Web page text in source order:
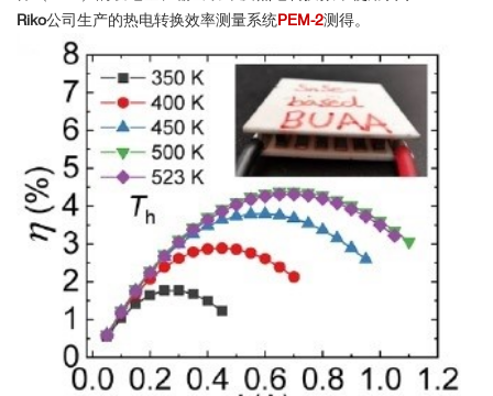
Riko公司生产的热电转换效率测量系统PEM-2测得。